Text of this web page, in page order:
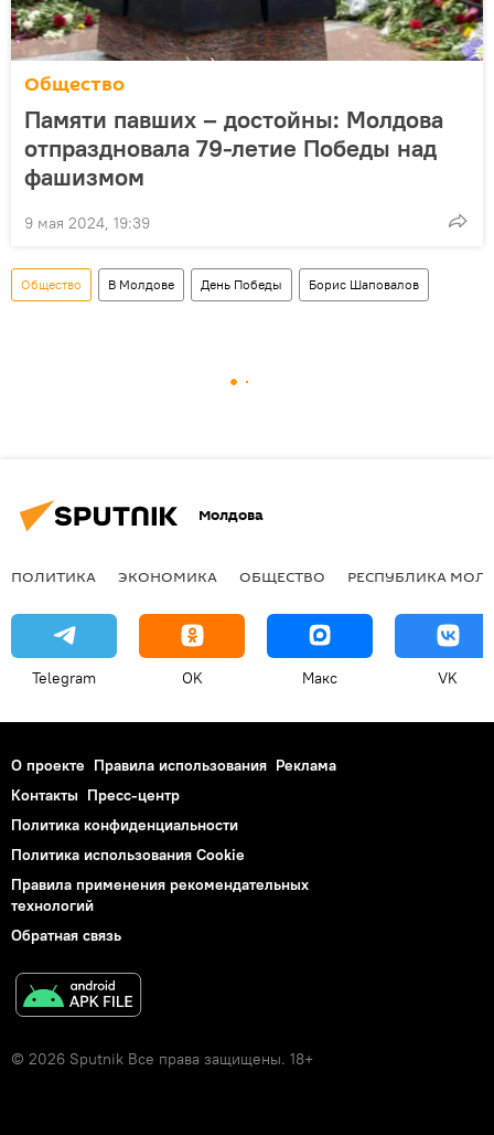
Общество
Памяти павших – достойны: Молдова
отпраздновала 79-летие Победы над
фашизмом
9 мая 2024, 19:39
Общество В Молдове День Победы Борис Шаповалов
Молдова
ПОЛИТИКА ЭКОНОМИКА ОБЩЕСТВО РЕСПУБЛИКА
Telegram OK Макс VK
О проекте Правила использования Реклама
Контакты Пресс-центр
Политика конфиденциальности
Политика использования Cookie
Правила применения рекомендательных
технологий
Обратная связь
© 2026 Sputnik Все права защищены. 18+